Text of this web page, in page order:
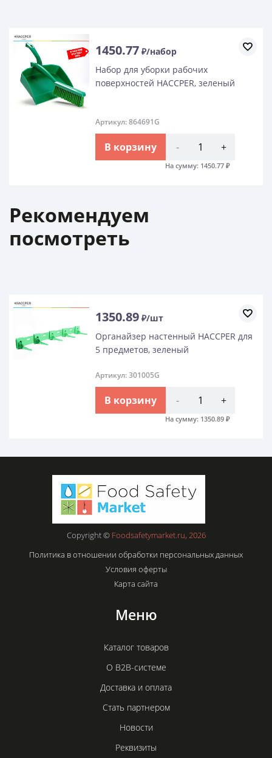
1450.77 ₽/набор
Набор для уборки рабочих
поверхностей HACCPER, зеленый
Артикул: 864691G
В корзину - +
На сумму: 1450.77 ₽
Рекомендуем
посмотреть
1350.89 ₽/шт
Органайзер настенный HACCPER для
5 предметов, зеленый
Артикул: 301005G
В корзину - +
На сумму: 1350.89 ₽
Copyright © Foodsafetymarket.ru, 2026
Политика в отношении обработки персональных данных
Условия оферты
Карта сайта
Меню
Каталог товаров
О B2B-системе
Доставка и оплата
Стать партнером
Новости
Реквизиты